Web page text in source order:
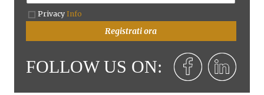
Privacy Info
Registrati ora
FOLLOW US ON: